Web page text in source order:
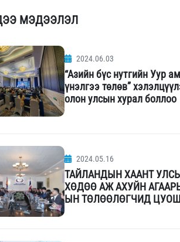
МЭДЭЭЛЭЛ
2024.06.03
“Азийн бүс нутгийн Уур
үнэлгээ төлөв”
олон улсын хурал боллоо
2024.05.16
ТАЙЛАНДЫН ХААНТ
ХӨДӨӨ АЖ АХУЙН
ЫН ТӨЛӨӨЛӨГЧИД